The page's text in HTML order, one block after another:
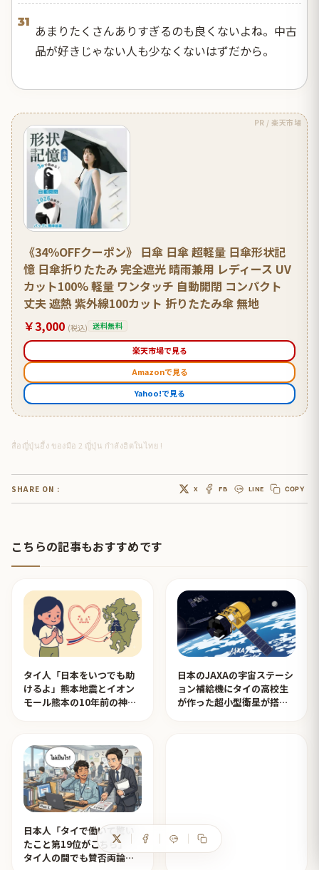
31
あまりたくさんありすぎるのも良くないよね。中古
品が好きじゃない人も少なくないはずだから。
PR / 楽天市場
《34％OFFクーポン》 日傘 日傘 超軽量 日傘形状記
憶 日傘折りたたみ 完全遮光 晴雨兼用 レディース UV
カット100% 軽量 ワンタッチ 自動開閉 コンパクト
丈夫 遮熱 紫外線100カット 折りたたみ傘 無地
￥3,000 (税込) 送料無料
楽天市場で見る
Amazonで見る
Yahoo!で見る
สื่อญี่ปุ่นอึ้ง ของมือ 2 ญี่ปุ่น กำลังฮิตในไทย !
SHARE ON : X FB LINE COPY
こちらの記事もおすすめです
タイ人「日本をいつでも助
けるよ」熊本地震とイオン
モール熊本の10年前の神対
日本のJAXAの宇宙ステーシ
ョン補給機にタイの高校生
が作った超小型衛星が搭載
日本人「タイで働いて驚い
たこと第19位がこちら」
タイ人の間でも賛否両論